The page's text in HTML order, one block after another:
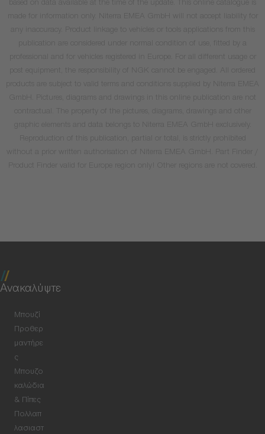
Ανακαλύψτε
Μπουζί
Προθερ
μαντήρε
ς
Μπουζο
καλώδια
& Πίπες
Πολλαπ
λασιαστ